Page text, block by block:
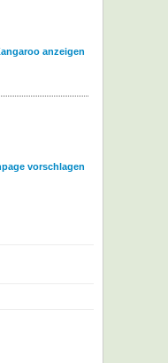
anzeigen
vorschlagen